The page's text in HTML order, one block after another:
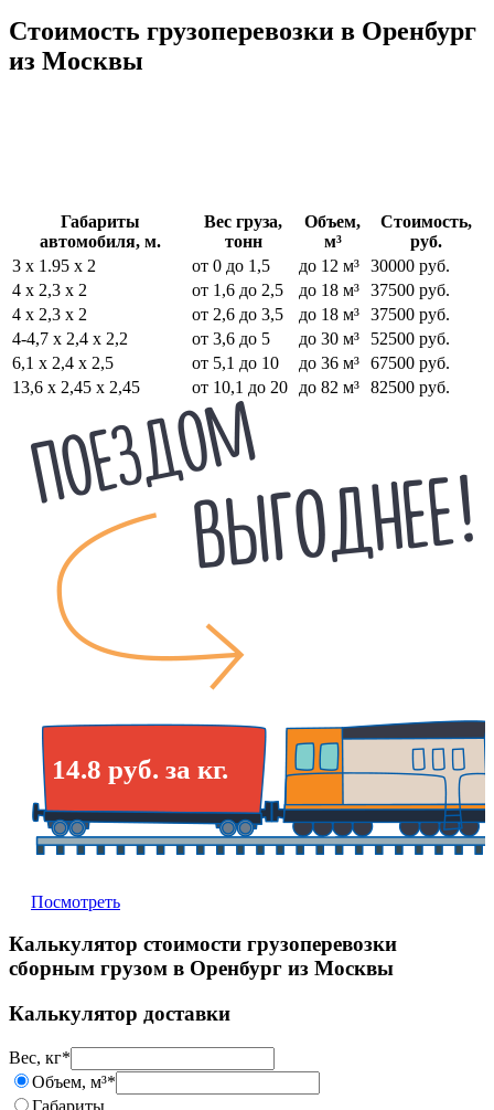
Стоимость грузоперевозки в Оренбург
из Москвы
Габариты
автомобиля, м.
Вес груза,
тонн
Объем,
м³
Стоимость,
руб.
3 х 1.95 х 2
от 0 до 1,5 до 12 м³ 30000 руб.
4 х 2,3 х 2
от 1,6 до 2,5 до 18 м³ 37500 руб.
4 х 2,3 х 2
от 2,6 до 3,5 до 18 м³ 37500 руб.
4-4,7 х 2,4 х 2,2
от 3,6 до 5 до 30 м³
52500 руб.
6,1 х 2,4 х 2,5
от 5,1 до 10 до 36 м³ 67500 руб.
13,6 х 2,45 х 2,45
от 10,1 до 20 до 82 м³ 82500 руб.
14.8 руб. за кг.
Посмотреть
Калькулятор стоимости грузоперевозки
сборным грузом в Оренбург из Москвы
Калькулятор доставки
Вес, кг*
Объем, м³*
Габариты